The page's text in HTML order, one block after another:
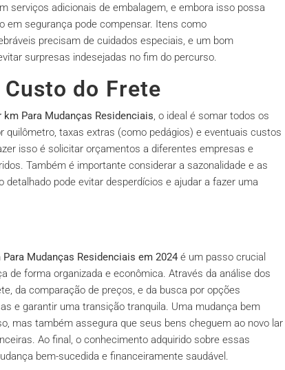
serviços adicionais de embalagem, e embora isso possa
em segurança pode compensar. Itens como
precisam de cuidados especiais, e um bom
surpresas indesejadas no fim do percurso.
do Frete
Para Mudanças Residenciais, o ideal é somar todos os
quilômetro, taxas extras (como pedágios) e eventuais custos
isso é solicitar orçamentos a diferentes empresas e
Também é importante considerar a sazonalidade e as
pode evitar desperdícios e ajudar a fazer uma
Mudanças Residenciais em 2024 é um passo crucial
de forma organizada e econômica. Através da análise dos
da comparação de preços, e da busca por opções
e garantir uma transição tranquila. Uma mudança bem
mas também assegura que seus bens cheguem ao novo lar
Ao final, o conhecimento adquirido sobre essas
bem-sucedida e financeiramente saudável.